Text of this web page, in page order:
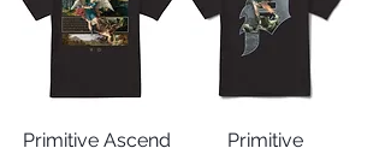
Primitive Ascend
Primitive